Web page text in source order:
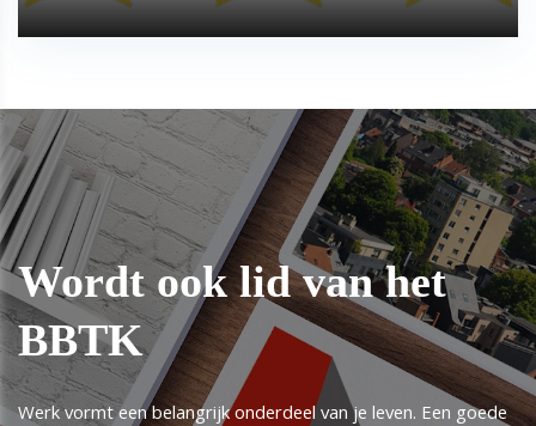
Wordt ook lid van het
BBTK
Werk vormt een belangrijk onderdeel van je leven. Een goede